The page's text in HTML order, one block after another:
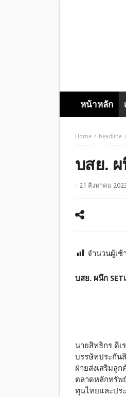
หน้าหลัก
Home headline
บสย.
- 21 สิงหาคม
จำนวนผู้เช้
บสย. ผนึก SET
นายสิทธิกร ดิเ
บรรษัทประกัน
ฝ่ายส่งเสริมลูก
ตลาดหลักทรัพ
ทุนไทยและปร